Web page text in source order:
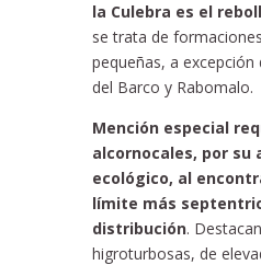
la Culebra es el
se trata de
pequeñas, a excepción
del Barco y Rabomalo.
Mención especial
alcornocales, por su
ecológico, al
límite más
distribución.
higroturbosas, de